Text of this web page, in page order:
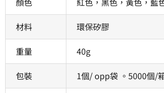
材料
環保矽膠
重量
40g
包裝
1個/ opp袋 。5000個/